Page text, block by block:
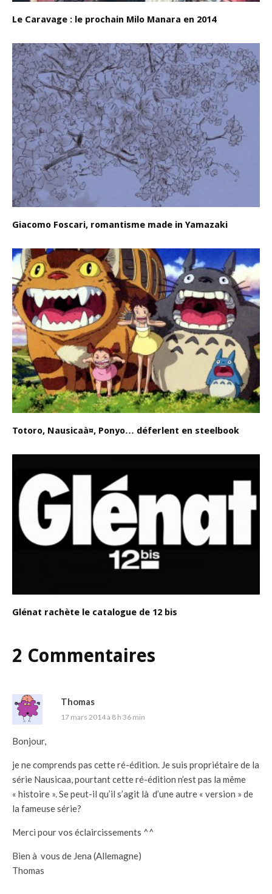
Le Caravage : le prochain Milo Manara en 2014
Giacomo Foscari, romantisme made in Yamazaki
Totoro, Nausicaà¤, Ponyo… déferlent en steelbook
Glénat rachète le catalogue de 12 bis
2 Commentaires
Thomas
17 mars 2014 à 8 h 36 min
Bonjour,
je ne comprends pas cette ré-édition. Je suis propriétaire de la
série Nausicaa, pourtant cette ré-édition n’est pas la même
« histoire ». Se peut-il qu’il s’agit là d’une autre « version » de
la fameuse série?
Merci pour vos éclaircissements ^^
Bien à vous de Jena (Allemagne)
Thomas